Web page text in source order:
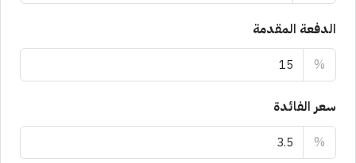
الدفعة المقدمة
%
سعر الفائدة
%